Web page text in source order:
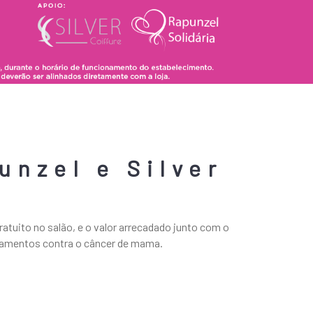
e Silver
no salão, e o valor arrecadado junto com o
contra o câncer de mama.